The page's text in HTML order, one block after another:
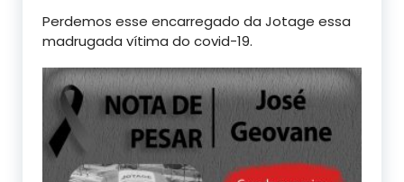
Perdemos esse encarregado da Jotage essa
madrugada vítima do covid-19.